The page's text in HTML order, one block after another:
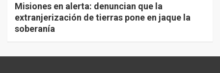
Misiones en alerta: denuncian que la
extranjerización de tierras pone en jaque la
soberanía